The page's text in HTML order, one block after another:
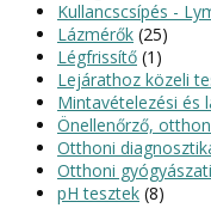
Kullancscsípés -
Lázmérők (25)
Légfrissítő (1)
Lejárathoz közeli
Mintavételezési és
Önellenőrző,
Otthoni
Otthoni
pH tesztek (8)